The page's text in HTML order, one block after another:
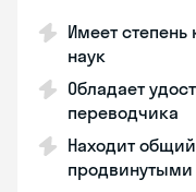
Имеет степень
наук
Обладает
переводчика
Находит
продвинутыми